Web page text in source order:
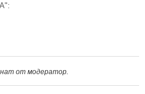
от модератор.